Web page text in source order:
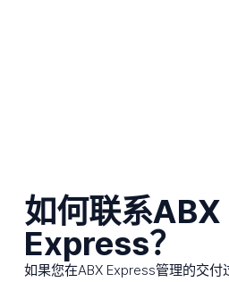
如何联系ABX
Express？
如果您在ABX Express管理的交